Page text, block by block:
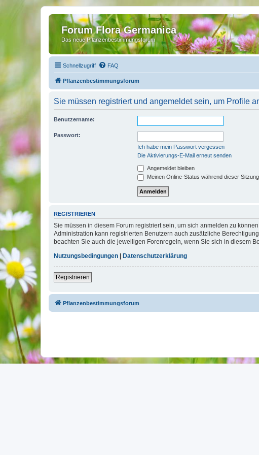
Forum Flora Germanica
Das neue Pflanzenbestimmungsforum
Schnellzugriff FAQ
Pflanzenbestimmungsforum
Sie müssen registriert und angemeldet sein, um Profile
Benutzername:
Passwort:
Ich habe mein Passwort vergessen
Die Aktivierungs-E-Mail erneut senden
Angemeldet bleiben
Meinen Online-Status während dieser
REGISTRIEREN
Sie müssen in diesem Forum registriert sein, um sich anmelden zu
Administration kann registrierten Benutzern auch zusätzliche
beachten Sie auch die jeweiligen Forenregeln, wenn Sie sich in diesem
Nutzungsbedingungen
Datenschutzerklärung
Registrieren
Pflanzenbestimmungsforum